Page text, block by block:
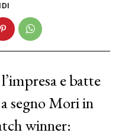
e batte
segno Mori in
winner: